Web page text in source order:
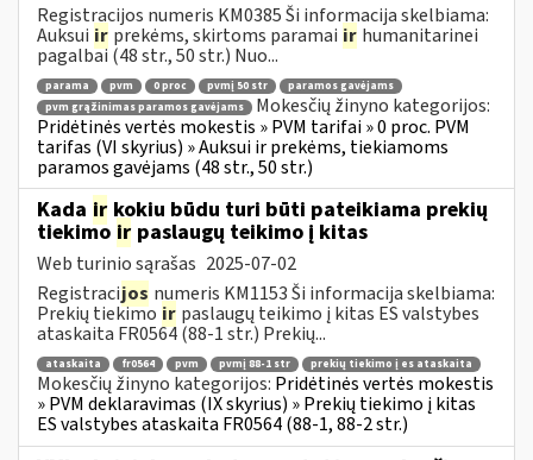
Registracijos numeris KM0385 Ši informacija skelbiama:
Auksui ir prekėms, skirtoms paramai ir humanitarinei
pagalbai (48 str., 50 str.) Nuo...
parama pvm 0 proc pvmį 50 str
paramos gavėjams
pvm grąžinimas paramos gavėjams
Mokesčių žinyno kategorijos:
Pridėtinės vertės mokestis » PVM tarifai » 0 proc. PVM
tarifas (VI skyrius) » Auksui ir prekėms, tiekiamoms
paramos gavėjams (48 str., 50 str.)
Kada ir kokiu būdu turi būti pateikiama prekių
tiekimo ir paslaugų teikimo į kitas
Web turinio sąrašas 2025-07-02
Registracijos numeris KM1153 Ši informacija skelbiama:
Prekių tiekimo ir paslaugų teikimo į kitas ES valstybes
ataskaita FR0564 (88-1 str.) Prekių...
ataskaita fr0564 pvm pvmį 88-1 str prekių tiekimo į es ataskaita
Mokesčių žinyno kategorijos: Pridėtinės vertės mokestis
» PVM deklaravimas (IX skyrius) » Prekių tiekimo į kitas
ES valstybes ataskaita FR0564 (88-1, 88-2 str.)